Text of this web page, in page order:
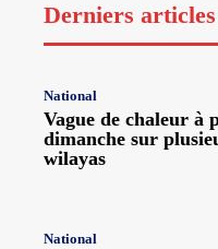
Derniers articles
National
Vague de chaleur à
dimanche sur
wilayas
National